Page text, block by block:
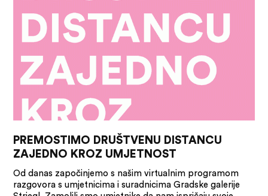
NOVOSTI
INFO
SLAVO STRIEGL
ZBIRKA STRIEGL
LIKOVNA ZBIRKA
PREMOSTIMO DRUŠTVENU DISTANCU
ZAJEDNO KROZ UMJETNOST
Od danas započinjemo s našim virtualnim programom
razgovora s umjetnicima i suradnicima Gradske galerije